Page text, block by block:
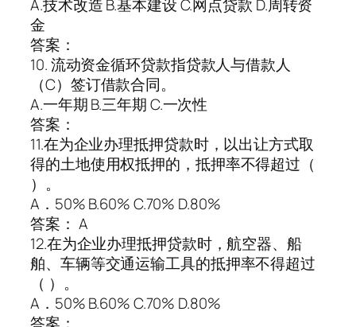
A.技术改造 B.基本建设 C.网点贷款 D.周转资
金
答案：
10. 流动资金循环贷款指贷款人与借款人
（C）签订借款合同。
A.一年期 B.三年期 C.一次性
答案：
11.在为企业办理抵押贷款时，以出让方式取
得的土地使用权抵押的，抵押率不得超过（
）。
A．50% B.60% C.70% D.80%
答案： A
12.在为企业办理抵押贷款时，航空器、船
舶、车辆等交通运输工具的抵押率不得超过
（ ）。
A．50% B.60% C.70% D.80%